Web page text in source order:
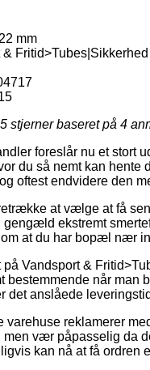
mm
&
stjerner baseret på 4
foreslår nu et stort
du så nemt kan
oftest endvidere den
at vælge at få
gengæld ekstremt
at du har bopæl nær
på Vandsport &
bestemmende når man
det anslåede
varehuse reklamerer
men vær påpasselig da
kan nå at få ordren